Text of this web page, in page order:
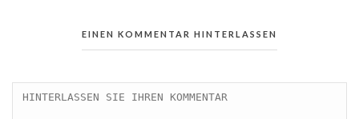
EINEN KOMMENTAR HINTERLASSEN